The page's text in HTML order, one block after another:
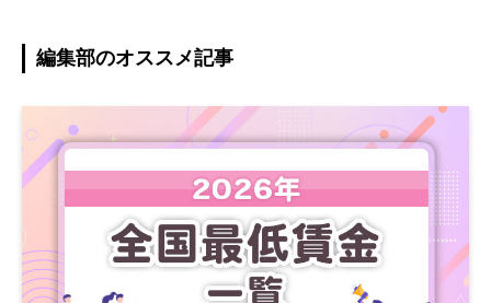
編集部のオススメ記事